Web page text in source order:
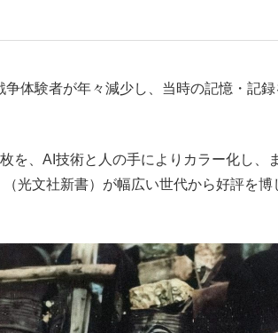
・森保一監督...
体験者が年々減少し、当時の記憶・記録
、AI技術と人の手によりカラー化し、
（光文社新書）が幅広い世代から好評を博